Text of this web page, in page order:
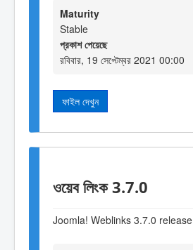
Maturity
Stable
প্রকাশ পেয়েছে
রবিবার, 19 সেপ্টেম্বর 2021 00:00
ফাইল দেখুন
ওয়েব লিংক 3.7.0
Joomla! Weblinks 3.7.0 release